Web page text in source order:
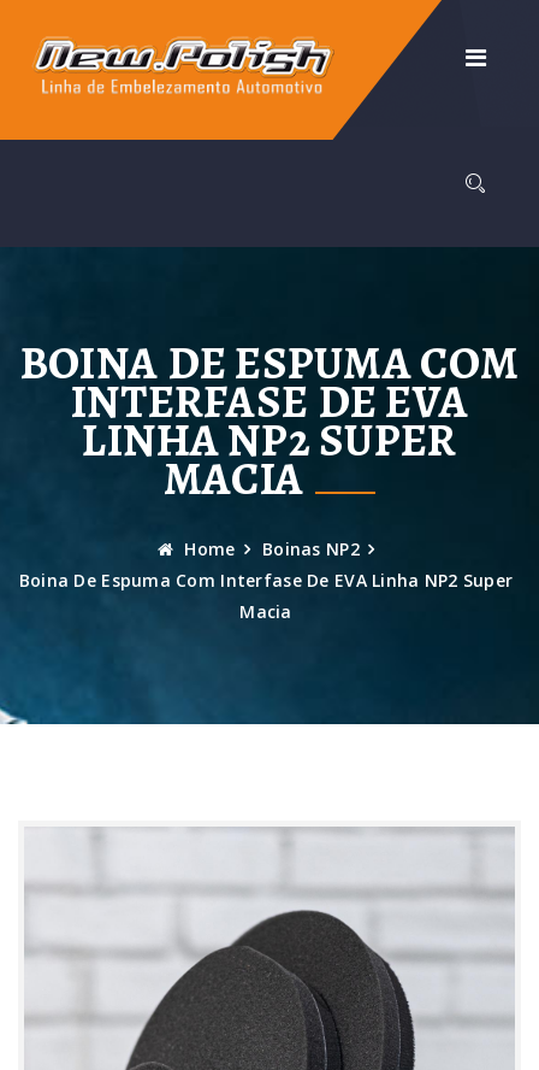
BOINA DE ESPUMA COM
INTERFASE DE EVA
LINHA NP2 SUPER
MACIA
Home
Boinas NP2
Boina De Espuma Com Interfase De EVA Linha NP2 Super
Macia